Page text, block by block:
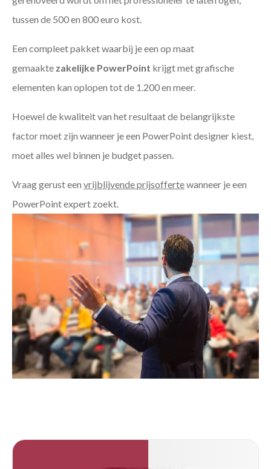
tussen de 500 en 800 euro kost.
Een compleet pakket waarbij je een op maat
gemaakte zakelijke PowerPoint krijgt met grafische
elementen kan oplopen tot de 1.200 en meer.
Hoewel de kwaliteit van het resultaat de belangrijkste
factor moet zijn wanneer je een PowerPoint designer kiest,
moet alles wel binnen je budget passen.
Vraag gerust een vrijblijvende prijsoffertewanneer je een
PowerPoint expert zoekt.